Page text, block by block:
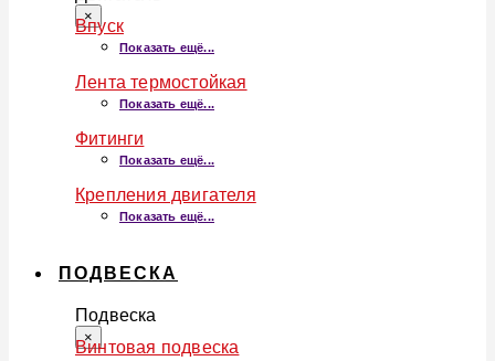
×
Впуск
Показать ещё...
Лента термостойкая
Показать ещё...
Фитинги
Показать ещё...
Крепления двигателя
Показать ещё...
ПОДВЕСКА
Подвеска
×
Винтовая подвеска